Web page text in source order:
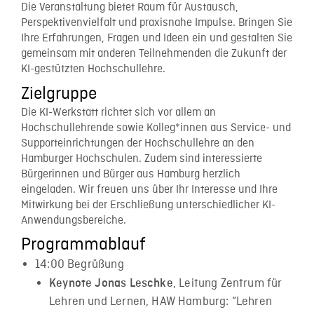
Die Veranstaltung bietet Raum für Austausch,
Perspektivenvielfalt und praxisnahe Impulse. Bringen Sie
Ihre Erfahrungen, Fragen und Ideen ein und gestalten Sie
gemeinsam mit anderen Teilnehmenden die Zukunft der
KI-gestützten Hochschullehre.
Zielgruppe
Die KI-Werkstatt richtet sich vor allem an
Hochschullehrende sowie Kolleg*innen aus Service- und
Supporteinrichtungen der Hochschullehre an den
Hamburger Hochschulen. Zudem sind interessierte
Bürgerinnen und Bürger aus Hamburg herzlich
eingeladen. Wir freuen uns über Ihr Interesse und Ihre
Mitwirkung bei der Erschließung unterschiedlicher KI-
Anwendungsbereiche.
Programmablauf
14:00 Begrüßung
Keynote Jonas Leschke, Leitung Zentrum für
Lehren und Lernen, HAW Hamburg: “Lehren